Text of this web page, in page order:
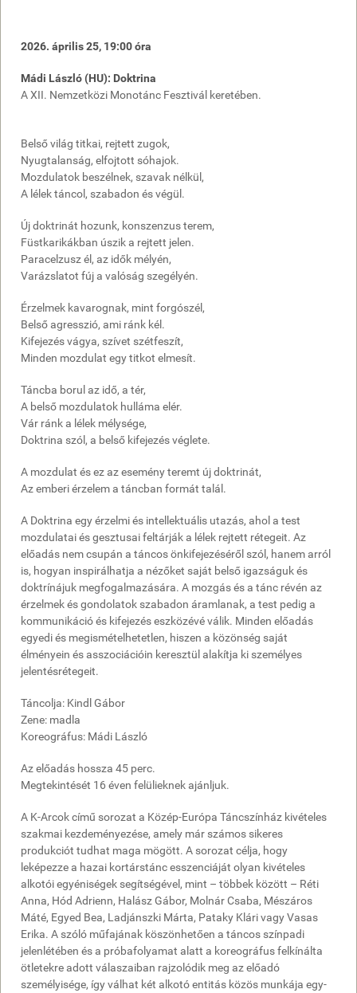
2026. április 25, 19:00 óra
Mádi László (HU): Doktrina
A XII. Nemzetközi Monotánc Fesztivál keretében.
Belső világ titkai, rejtett zugok,
Nyugtalanság, elfojtott sóhajok.
Mozdulatok beszélnek, szavak nélkül,
A lélek táncol, szabadon és végül.
Új doktrinát hozunk, konszenzus terem,
Füstkarikákban úszik a rejtett jelen.
Paracelzusz él, az idők mélyén,
Varázslatot fúj a valóság szegélyén.
Érzelmek kavarognak, mint forgószél,
Belső agresszió, ami ránk kél.
Kifejezés vágya, szívet szétfeszít,
Minden mozdulat egy titkot elmesít.
Táncba borul az idő, a tér,
A belső mozdulatok hulláma elér.
Vár ránk a lélek mélysége,
Doktrina szól, a belső kifejezés véglete.
A mozdulat és ez az esemény teremt új doktrinát,
Az emberi érzelem a táncban formát talál.
A Doktrina egy érzelmi és intellektuális utazás, ahol a test
mozdulatai és gesztusai feltárják a lélek rejtett rétegeit. Az
előadás nem csupán a táncos önkifejezéséről szól, hanem arról
is, hogyan inspirálhatja a nézőket saját belső igazságuk és
doktrínájuk megfogalmazására. A mozgás és a tánc révén az
érzelmek és gondolatok szabadon áramlanak, a test pedig a
kommunikáció és kifejezés eszközévé válik. Minden előadás
egyedi és megismételhetetlen, hiszen a közönség saját
élményein és asszociációin keresztül alakítja ki személyes
jelentésrétegeit.
Táncolja: Kindl Gábor
Zene: madla
Koreográfus: Mádi László
Az előadás hossza 45 perc.
Megtekintését 16 éven felülieknek ajánljuk.
A K-Arcok című sorozat a Közép-Európa Táncszínház kivételes
szakmai kezdeményezése, amely már számos sikeres
produkciót tudhat maga mögött. A sorozat célja, hogy
leképezze a hazai kortárstánc esszenciáját olyan kivételes
alkotói egyéniségek segítségével, mint – többek között – Réti
Anna, Hód Adrienn, Halász Gábor, Molnár Csaba, Mészáros
Máté, Egyed Bea, Ladjánszki Márta, Pataky Klári vagy Vasas
Erika. A szóló műfajának köszönhetően a táncos színpadi
jelenlétében és a próbafolyamat alatt a koreográfus felkínálta
ötletekre adott válaszaiban rajzolódik meg az előadó
személyisége, így válhat két alkotó entitás közös munkája egy-